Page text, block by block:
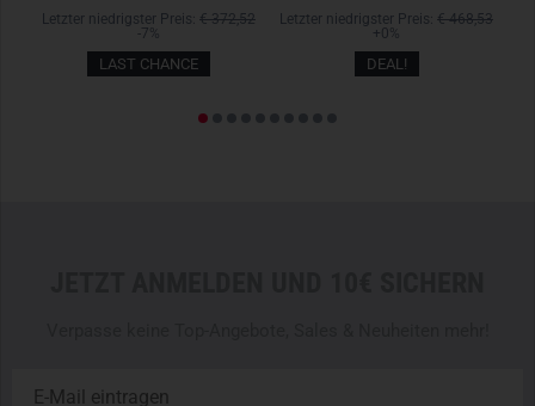
Letzter niedrigster Preis: € 372,52
-7%
LAST CHANCE
Letzter niedrigster Preis: € 468,53
+0%
DEAL!